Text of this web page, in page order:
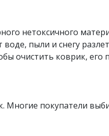
нетоксичного
пыли и снегу
очистить коврик, его
Многие покупатели